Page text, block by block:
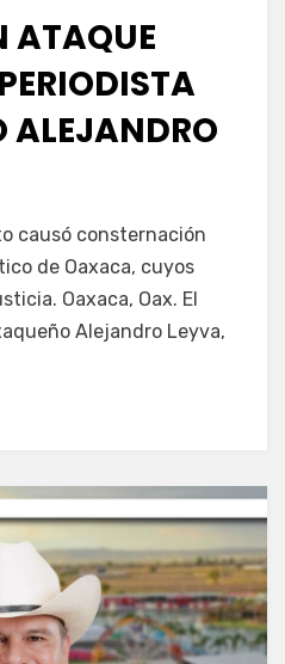
ATAQUE
ALEJANDRO
causó consternación
de Oaxaca, cuyos
Oaxaca, Oax. El
Alejandro Leyva,